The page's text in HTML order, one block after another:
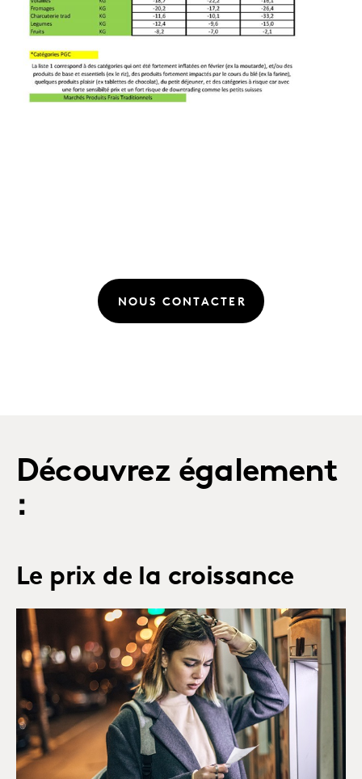
NOUS CONTACTER
Découvrez également
:
Le prix de la croissance